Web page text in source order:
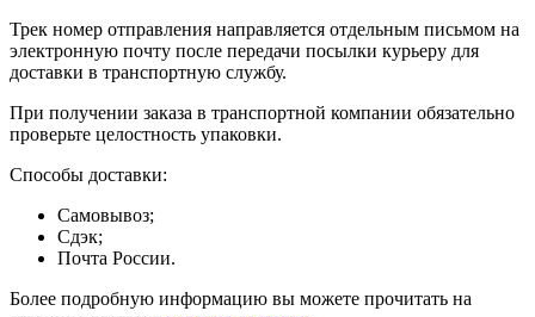
Трек номер отправления направляется отдельным письмом на
электронную почту после передачи посылки курьеру для
доставки в транспортную службу.
При получении заказа в транспортной компании обязательно
проверьте целостность упаковки.
Способы доставки:
Самовывоз;
Сдэк;
Почта России.
Более подробную информацию вы можете прочитать на